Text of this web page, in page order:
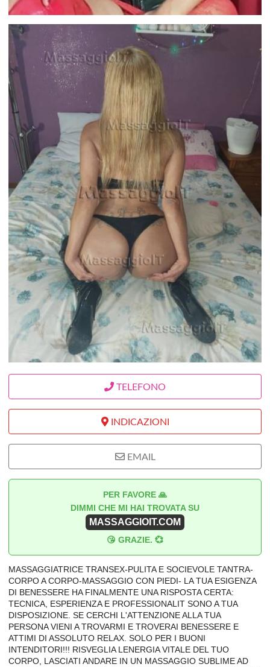
TELEFONO
INDICAZIONI
EMAIL
PER FAVORE 🙏
DIMMI CHE MI HAI TROVATA SU
MASSAGGIOIT.COM
😘 GRAZIE. 💞
MASSAGGIATRICE TRANSEX-PULITA E SOCIEVOLE TANTRA-
CORPO A CORPO-MASSAGGIO CON PIEDI- LA TUA ESIGENZA
DI BENESSERE HA FINALMENTE UNA RISPOSTA CERTA:
TECNICA, ESPERIENZA E PROFESSIONALIT SONO A TUA
DISPOSIZIONE. SE CERCHI L'ATTENZIONE ALLA TUA
PERSONA VIENI A TROVARMI E TROVERAI BENESSERE E
ATTIMI DI ASSOLUTO RELAX. SOLO PER I BUONI
INTENDITORI!!! RISVEGLIA LENERGIA VITALE DEL TUO
CORPO, LASCIATI ANDARE IN UN MASSAGGIO SUBLIME AD